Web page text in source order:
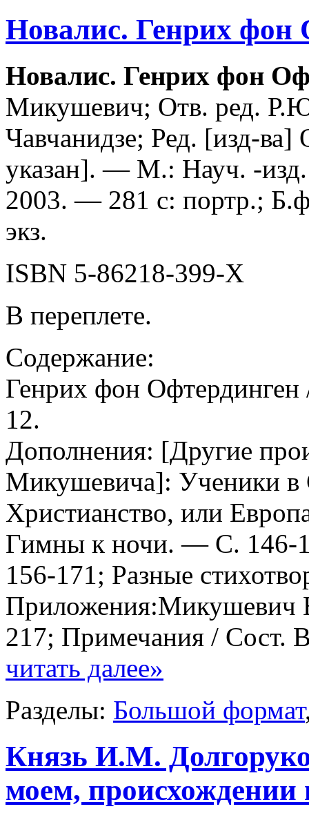
Новалис. Генрих фон
Новалис. Генрих фон
Микушевич; Отв. ред.
Чавчанидзе; Ред. [изд-
указан]. — М.: Науч. -
2003. — 281 с: портр.;
экз.
ISBN 5-86218-399-Х
В переплете.
Содержание:
Генрих фон
12.
Дополнения: [Другие
Микушевича]: Ученики
Христианство, или
Гимны к ночи. — С. 146-
156-171; Разные
217; Примечания / Сост.
читать далее»
Разделы: Большой формат
Князь И.М.
моем, происхождении